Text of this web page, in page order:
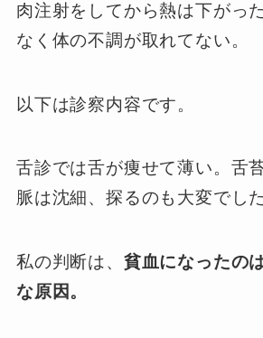
肉注射をしてから熱は下がっ
なく体の不調が取れてない。
以下は診察内容です。
舌診では舌が痩せて薄い。舌
脈は沈細、探るのも大変でした
私の判断は、 貧血になったの
な原因。